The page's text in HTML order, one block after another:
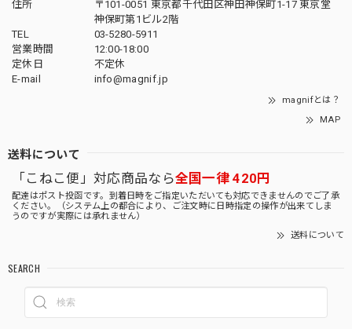
住所
〒101-0051 東京都千代田区神田神保町1-17 東京堂
神保町第1ビル2階
TEL
03-5280-5911
営業時間
12:00-18:00
定休日
不定休
E-mail
info@magnif.jp
magnifとは？
MAP
送料について
「こねこ便」対応商品なら全国一律 420円
配達はポスト投函です。到着日時をご指定いただいても対応できませんのでご了承
ください。（システム上の都合により、ご注文時に日時指定の操作が出来てしま
うのですが実際には承れません）
送料について
SEARCH